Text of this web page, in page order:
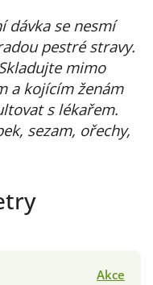
dávka se nesmí
pestré stravy.
mimo
a kojícím ženám
s lékařem.
sezam, ořechy,
Akce